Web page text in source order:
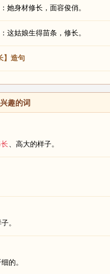
她身材修长，面容俊俏。
这姑娘生得苗条，修长。
】造句
趣的词
、高大的样子。
。
的。